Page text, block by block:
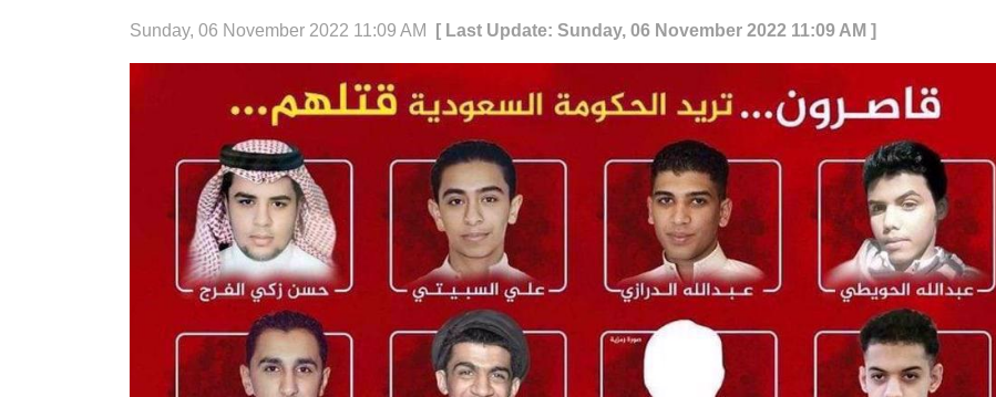
Sunday, 06 November 2022 11:09 AM [ Last Update: Sunday, 06 November 2022 11:09 AM ]